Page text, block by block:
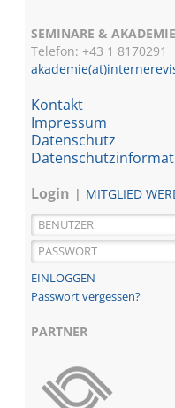
SEMINARE & AKADEMIE
Telefon: +43 18170291
Kontakt
Impressum
Datenschutz
Login
MITGLIED
Passwort vergessen?
PARTNER